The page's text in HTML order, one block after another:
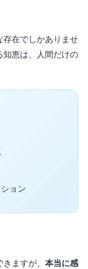
在でしかありませ
知恵は、人間だけの
ョン
ますが、 本当に感